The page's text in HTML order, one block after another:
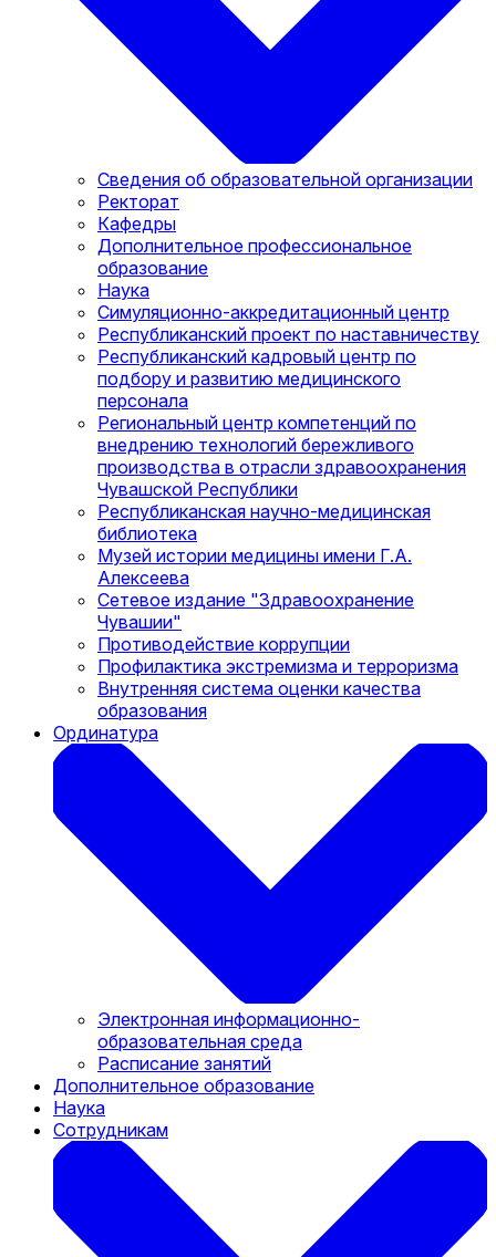
Сведения об образовательной организации
Ректорат
Кафедры
Дополнительное профессиональное
образование
Наука
Симуляционно-аккредитационный центр
Республиканский проект по наставничеству
Республиканский кадровый центр по
подбору и развитию медицинского
персонала
Региональный центр компетенций по
внедрению технологий бережливого
производства в отрасли здравоохранения
Чувашской Республики
Республиканская научно-медицинская
библиотека
Музей истории медицины имени Г.А.
Алексеева
Сетевое издание "Здравоохранение
Чувашии"
Противодействие коррупции
Профилактика экстремизма и терроризма
Внутренняя система оценки качества
образования
Ординатура
Электронная информационно-
образовательная среда
Расписание занятий
Дополнительное образование
Наука
Сотрудникам